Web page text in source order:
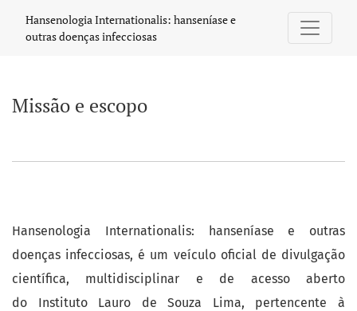
Missão e escopo
Hansenologia Internationalis: hanseníase e
outras doenças infecciosas
Missão e escopo
Hansenologia Internationalis: hanseníase e outras
doenças infecciosas, é um veículo oficial de divulgação
científica, multidisciplinar e de acesso aberto
do Instituto Lauro de Souza Lima, pertencente à